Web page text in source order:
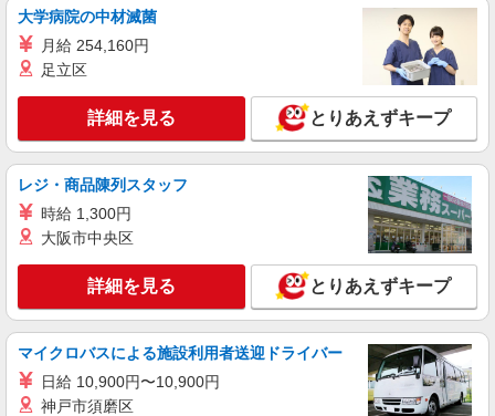
大学病院の中材滅菌
月給 254,160円
足立区
詳細を見る とりあえずキープ
レジ・商品陳列スタッフ
時給 1,300円
大阪市中央区
詳細を見る とりあえずキープ
マイクロバスによる施設利用者送迎ドライバー
日給 10,900円〜10,900円
神戸市須磨区